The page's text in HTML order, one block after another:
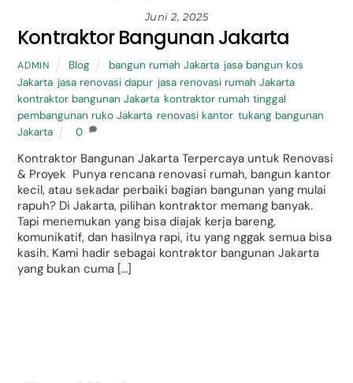
Juni 2, 2025
Kontraktor Bangunan Jakarta
ADMIN Blog bangun rumah Jakarta, jasa bangun kos
Jakarta jasa renovasi dapur jasa renovasi rumah Jakarta
kontraktor bangunan Jakarta kontraktor rumah tinggal
pembangunan ruko Jakarta renovasi kantor ,tukang bangunan
Jakarta
0
Kontraktor Bangunan Jakarta Terpercaya untuk Renovasi
& Proyek Punya rencana renovasi rumah, bangun kantor
kecil, atau sekadar perbaiki bagian bangunan yang mulai
rapuh? Di Jakarta, pilihan kontraktor memang banyak.
Tapi menemukan yang bisa diajak kerja bareng,
komunikatif, dan hasilnya rapi, itu yang nggak semua bisa
kasih. Kami hadir sebagai kontraktor bangunan Jakarta
yang bukan cuma […]